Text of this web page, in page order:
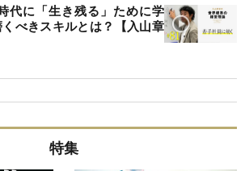
代に「生き残る」ために学
べきスキルとは？【入山章
特集